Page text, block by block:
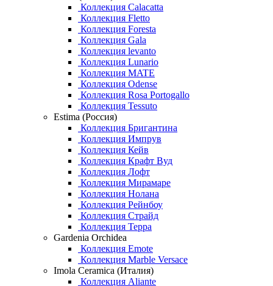
Коллекция Calacatta
Коллекция Fletto
Коллекция Foresta
Коллекция Gala
Коллекция levanto
Коллекция Lunario
Коллекция MATE
Коллекция Odense
Коллекция Rosa Portogallo
Коллекция Tessuto
Estima (Россия)
Коллекция Бригантина
Коллекция Импрув
Коллекция Кейв
Коллекция Крафт Вуд
Коллекция Лофт
Коллекция Мирамаре
Коллекция Нолана
Коллекция Рейнбоу
Коллекция Страйд
Коллекция Терра
Gardenia Orchidea
Коллекция Emote
Коллекция Marble Versace
Imola Ceramica (Италия)
Коллекция Aliante